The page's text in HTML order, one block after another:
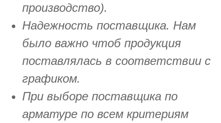
производство).
Надежность поставщика. Нам
было важно чтоб продукция
поставлялась в соответствии с
графиком.
При выборе поставщика по
арматуре по всем критериям